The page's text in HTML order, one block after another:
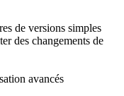
de versions simples
des changements de
avancés